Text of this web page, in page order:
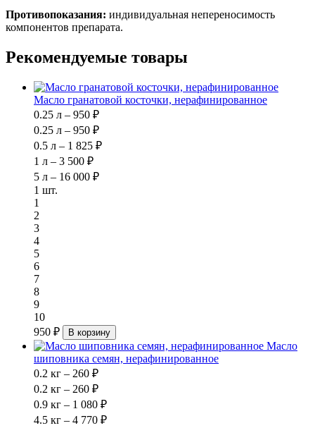
Противопоказания: индивидуальная непереносимость
компонентов препарата.
Рекомендуемые товары
Масло гранатовой косточки, нерафинированное
0.25 л – 950 ₽
0.25 л – 950 ₽
0.5 л – 1 825 ₽
1 л – 3 500 ₽
5 л – 16 000 ₽
1 шт.
1
2
3
4
5
6
7
8
9
10
950 ₽
В корзину
Масло
шиповника семян, нерафинированное
0.2 кг – 260 ₽
0.2 кг – 260 ₽
0.9 кг – 1 080 ₽
4.5 кг – 4 770 ₽